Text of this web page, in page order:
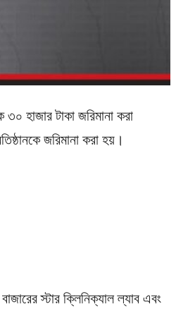
হাজার টাকা জরিমানা করা
জরিমানা করা হয়।
স্টার ক্লিনিক্যাল ল্যাব এবং